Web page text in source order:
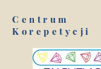
Centrum
Korepetycji